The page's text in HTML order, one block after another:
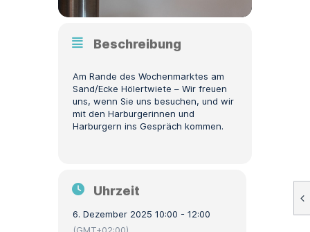
Beschreibung
Am Rande des Wochenmarktes am
Sand/Ecke Hölertwiete – Wir freuen
uns, wenn Sie uns besuchen, und wir
mit den Harburgerinnen und
Harburgern ins Gespräch kommen.
Uhrzeit
6. Dezember 2025 10:00 - 12:00